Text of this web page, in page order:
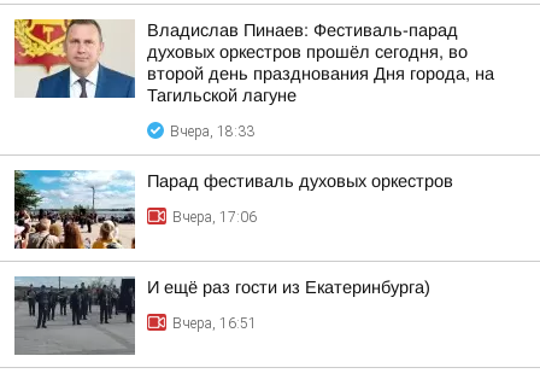
Владислав Пинаев: Фестиваль-парад
духовых оркестров прошёл сегодня, во
второй день празднования Дня города, на
Тагильской лагуне
Вчера, 18:33
Парад фестиваль духовых оркестров
Вчера, 17:06
И ещё раз гости из Екатеринбурга)
Вчера, 16:51